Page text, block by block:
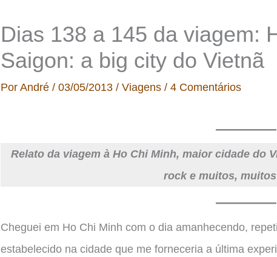
Dias 138 a 145 da viagem:
Saigon: a big city do Vietnã
PorAndré/03/05/2013/Viagens /4 Comentários
Relato da viagem à Ho Chi Minh, maior cidade do
rock e muitos,
Cheguei em Ho Chi Minh com o dia amanhecendo,
estabelecido na cidade que me forneceria a última